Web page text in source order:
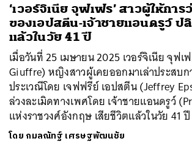
‘เวอร์จิเนีย จุฟเฟร’ สาวผู้ให้การ
ของเอปสตีน-เจ้าชายแอนดรูว์ ป
แล้วในวัย 41 ปี
เมื่อวันที่ 25 เมษายน 2025 เวอร์จิเนีย จุฟ
Giuffre) หญิงสาวผู้เคยออกมาเล่าประสบ
ประเวณีโดย เจฟฟรีย์ เอปสตีน (Jeffrey
ล่วงละเมิดทางเพศโดย เจ้าชายแอนดรูว์
แห่งราชวงศ์อังกฤษ เสียชีวิตแล้วในวัย 41 ปี
โดย กมลณัทฐ์ เศรษฐพัฒนชัย